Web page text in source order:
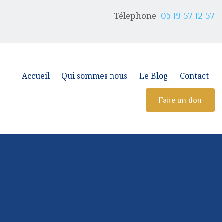
Télephone 06 19 57 12 57
Accueil Qui sommes nous Le Blog Contact
Faire un don